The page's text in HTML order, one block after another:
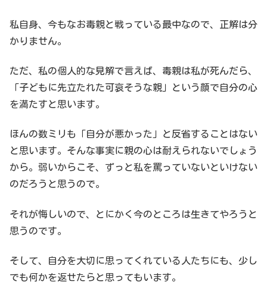
私自身、今もなお毒親と戦っている最中なので、正解は分
かりません。
ただ、私の個人的な見解で言えば、毒親は私が死んだら、
「子どもに先立たれた可哀そうな親」という顔で自分の心
を満たすと思います。
ほんの数ミリも「自分が悪かった」と反省することはない
と思います。そんな事実に親の心は耐えられないでしょう
から。弱いからこそ、ずっと私を罵っていないといけない
のだろうと思うので。
それが悔しいので、とにかく今のところは生きてやろうと
思うのです。
そして、自分を大切に思ってくれている人たちにも、少し
でも何かを返せたらと思ってもいます。